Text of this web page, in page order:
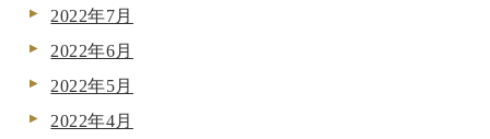
2022年7月
2022年6月
2022年5月
2022年4月